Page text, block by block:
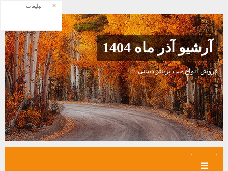
آرشیو آذر ماه 1404
فروش انواع جت پرینتر دستی
تبلیغات ×